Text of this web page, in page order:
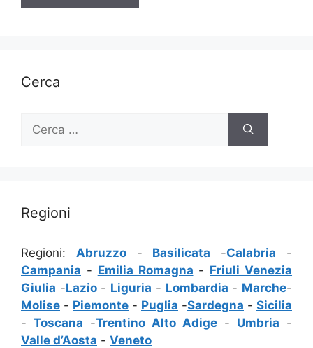
Cerca
per:
Regioni
Regioni: Abruzzo- Basilicata -Calabria -
Campania - Emilia Romagna - Friuli Venezia
Giulia -Lazio- Liguria - Lombardia - Marche-
Molise - Piemonte - Puglia -Sardegna - Sicilia
- Toscana -Trentino Alto Adige - Umbria -
Valle d’Aosta - Veneto